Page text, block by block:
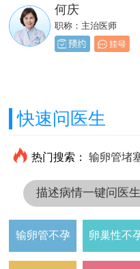
何庆
职称：主治医师
贺必新
职称：主治医师
快速问医生
热门搜索： 输卵管堵
描述病情一键问医生
输卵管不孕 卵巢性不